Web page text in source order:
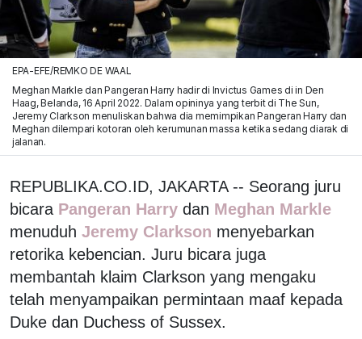
EPA-EFE/REMKO DE WAAL
Meghan Markle dan Pangeran Harry hadir di Invictus Games di in Den
Haag, Belanda, 16 April 2022. Dalam opininya yang terbit di The Sun,
Jeremy Clarkson menuliskan bahwa dia memimpikan Pangeran Harry dan
Meghan dilempari kotoran oleh kerumunan massa ketika sedang diarak di
jalanan.
REPUBLIKA.CO.ID, JAKARTA -- Seorang juru
bicara Pangeran Harry dan Meghan Markle
menuduh Jeremy Clarkson menyebarkan
retorika kebencian. Juru bicara juga
membantah klaim Clarkson yang mengaku
telah menyampaikan permintaan maaf kepada
Duke dan Duchess of Sussex.